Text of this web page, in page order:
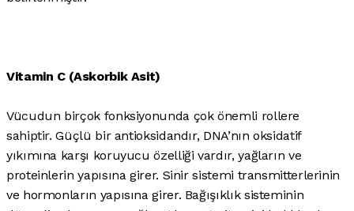
Vitamin C (Askorbik Asit)
Vücudun birçok fonksiyonunda çok önemli rollere
sahiptir. Güçlü bir antioksidandır, DNA’nın oksidatif
yıkımına karşı koruyucu özelliği vardır, yağların ve
proteinlerin yapısına girer. Sinir sistemi transmitterlerinin
ve hormonların yapısına girer. Bağışıklık sisteminin